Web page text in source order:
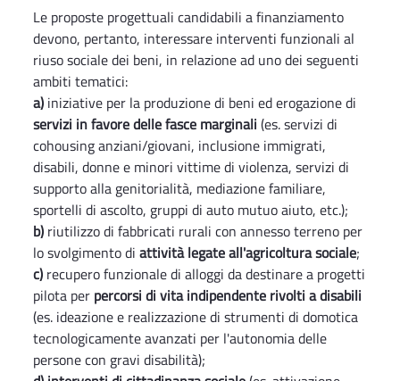
Le proposte progettuali candidabili a finanziamento
devono, pertanto, interessare interventi funzionali al
riuso sociale dei beni, in relazione ad uno dei seguenti
ambiti tematici:
a) iniziative per la produzione di beni ed erogazione di
servizi in favore delle fasce marginali (es. servizi di
cohousing anziani/giovani, inclusione immigrati,
disabili, donne e minori vittime di violenza, servizi di
supporto alla genitorialità, mediazione familiare,
sportelli di ascolto, gruppi di auto mutuo aiuto, etc.);
b) riutilizzo di fabbricati rurali con annesso terreno per
lo svolgimento di attività legate all'agricoltura sociale;
c) recupero funzionale di alloggi da destinare a progetti
pilota per percorsi di vita indipendente rivolti a disabili
(es. ideazione e realizzazione di strumenti di domotica
tecnologicamente avanzati per l'autonomia delle
persone con gravi disabilità);